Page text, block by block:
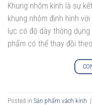
Khung nhôm kính là sự
khung nhôm định hình
lực có độ dày thông
phẩm có thể thay đồi
Posted in Sản phẩm vách kính |